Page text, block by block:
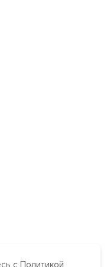
с Политикой